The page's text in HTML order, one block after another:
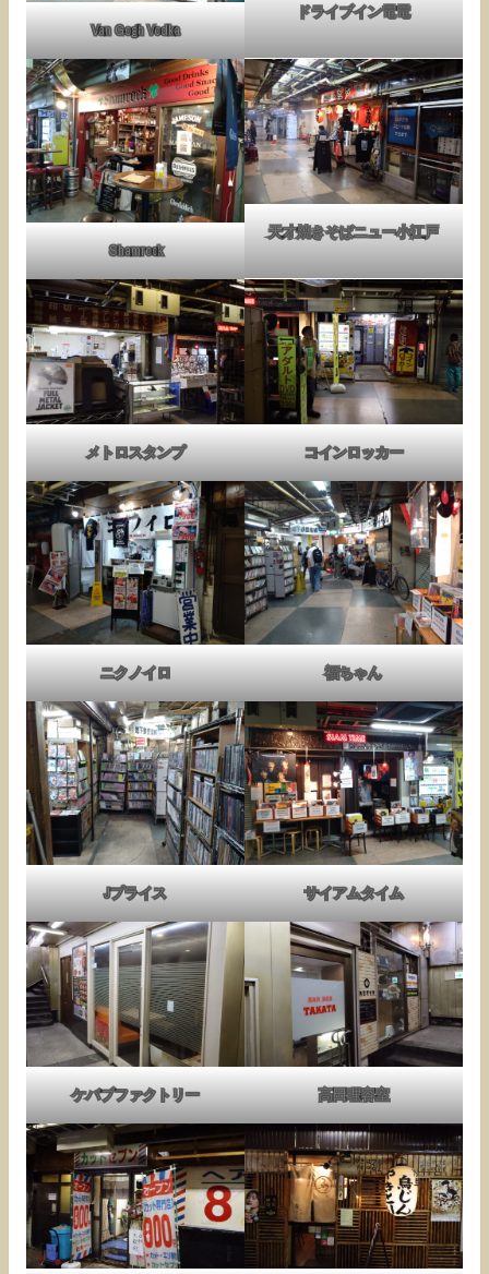
Van Gogh Vodka
ドライブイン電電
Shamrock
天才焼きそばニュー小江戸
メトロスタンプ コインロッカー
ニクノイロ 福ちゃん
Jプライス サイアムタイム
ケバブファクトリー 高田理容室